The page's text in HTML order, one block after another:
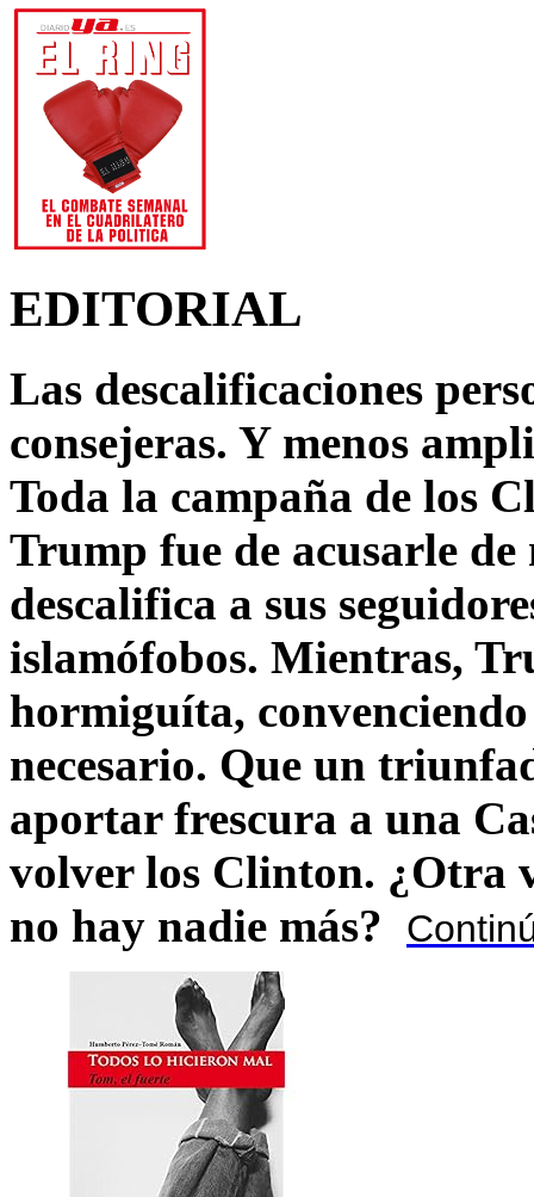
EDITORIAL
Las descalificaciones
consejeras. Y menos
Toda la campaña de los
Trump fue de acusarle
descalifica a sus
islamófobos. Mientras,
hormiguíta,
necesario. Que un
aportar frescura a una
volver los Clinton. ¿Otra
no hay nadie más?